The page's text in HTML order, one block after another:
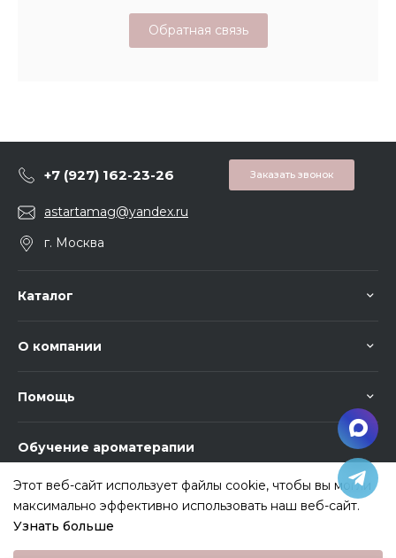
Обратная связь
+7 (927) 162-23-26 Заказать звонок
astartamag@yandex.ru
г. Москва
Каталог
О компании
Помощь
Обучение ароматерапии
Этот веб-сайт использует файлы cookie, чтобы вы могли
максимально эффективно использовать наш веб-сайт.
Узнать больше